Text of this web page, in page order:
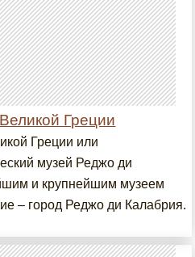
Греции
Греции или
музей Реджо ди
и крупнейшим музеем
– город Реджо ди Калабрия.